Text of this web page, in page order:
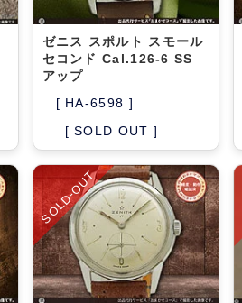
ゼニス スポルト スモール
セコンド Cal.126-6 SS
アップ
[ HA-6598 ]
[ SOLD OUT ]
SOLD-OUT